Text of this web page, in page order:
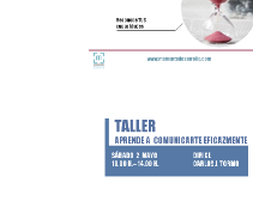
IMAGEN_3.PNG